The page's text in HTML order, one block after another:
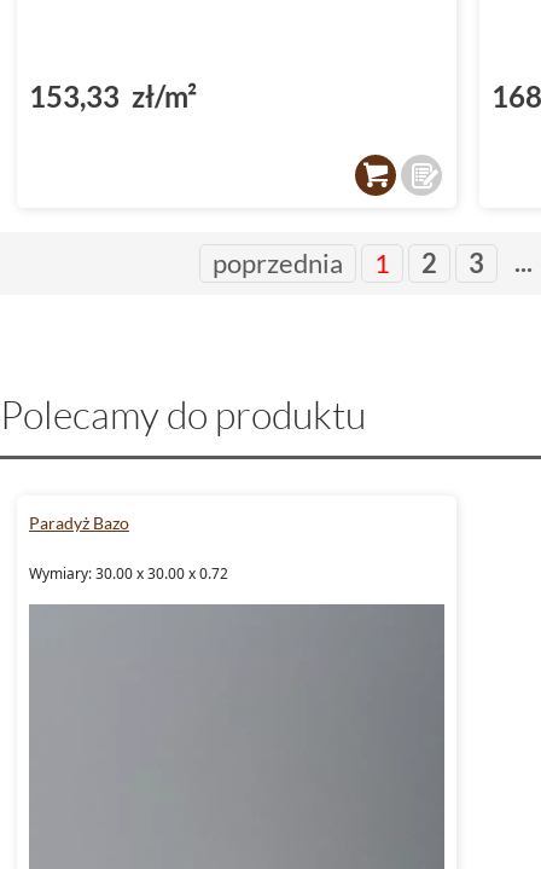
153,33 zł/m²
poprzednia 1 2 3 ...
Polecamy do produktu
Paradyż Bazo
Wymiary: 30.00 x 30.00 x 0.72